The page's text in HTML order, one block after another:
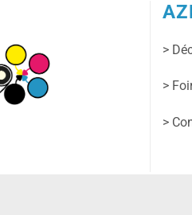
>
>
>